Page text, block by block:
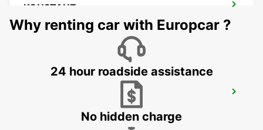
KONSTANZ
KONSTANZ - GERMANY
SCHAFFHAUSEN AMAG
SCHAFFHAUSEN - SWITZERLAND
Why renting car with Europcar ?
24 hour roadside assistance
No hidden charge